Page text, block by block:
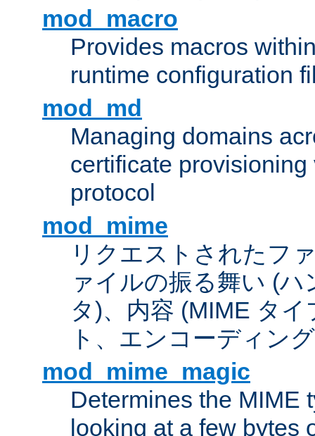
mod_macro
Provides macros
runtime configuration
mod_md
Managing domains
certificate provisioning
protocol
mod_mime
リクエストされたフ
ァイルの振る舞い (
タ)、内容 (MIME タ
ト、エンコーディン
mod_mime_magic
Determines the MIME
looking at a few bytes